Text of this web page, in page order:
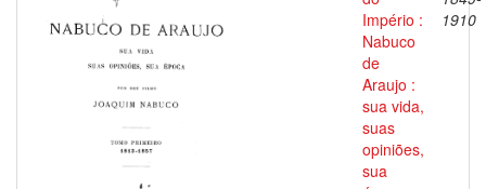
Império :
Nabuco
de
Araujo :
sua vida,
suas
opiniões,
sua
1910